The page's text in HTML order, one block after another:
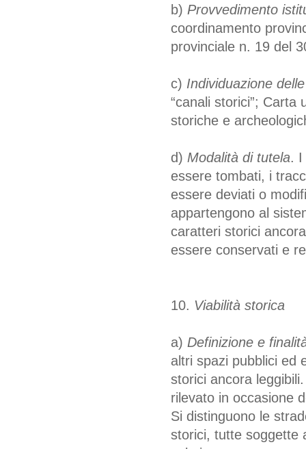
b) Provvedimento
coordinamento
provinciale n. 19 del
c) Individuazione
“canali storici”; Carta
storiche e
d) Modalità di tutela. I
essere tombati, i
essere deviati o
appartengono al
caratteri storici
essere conservati e
10. Viabilità storica
a) Definizione e
altri spazi pubblici ed
storici ancora
rilevato in occasione
Si distinguono le
storici, tutte soggette